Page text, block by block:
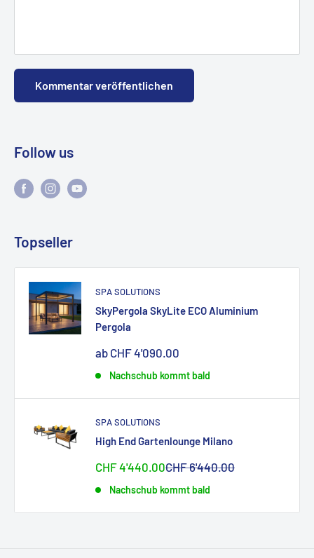
Kommentar veröffentlichen
Follow us
Topseller
SPA SOLUTIONS
SkyPergola SkyLite ECO Aluminium
Pergola
Sonderpreis
ab CHF 4'090.00
Nachschub kommt bald
SPA SOLUTIONS
High End Gartenlounge Milano
Sonderpreis
CHF 4'440.00Normalpreis
CHF 6'440.00
Nachschub kommt bald